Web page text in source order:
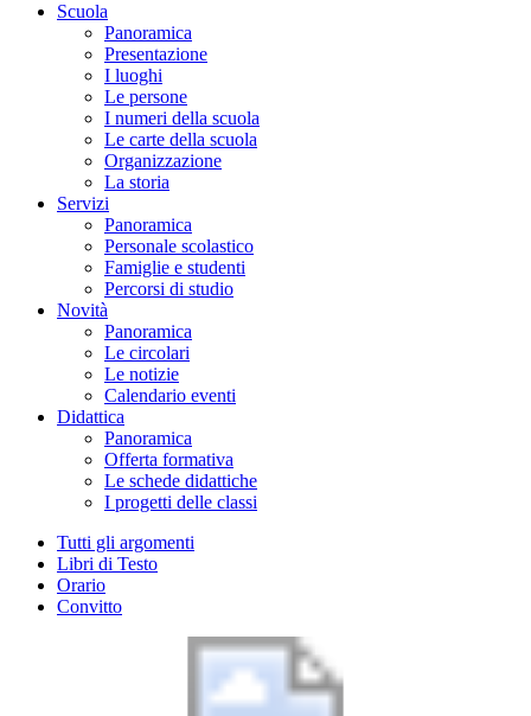
Scuola
Panoramica
Presentazione
I luoghi
Le persone
I numeri della scuola
Le carte della scuola
Organizzazione
La storia
Servizi
Panoramica
Personale scolastico
Famiglie e studenti
Percorsi di studio
Novità
Panoramica
Le circolari
Le notizie
Calendario eventi
Didattica
Panoramica
Offerta formativa
Le schede didattiche
I progetti delle classi
Tutti gli argomenti
Libri di Testo
Orario
Convitto